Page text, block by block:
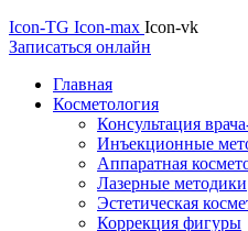
Icon-TG Icon-max Icon-vk
Записаться онлайн
Главная
Косметология
Консультация
Инъекционные
Аппаратная
Лазерные методики
Эстетическая
Коррекция фигуры